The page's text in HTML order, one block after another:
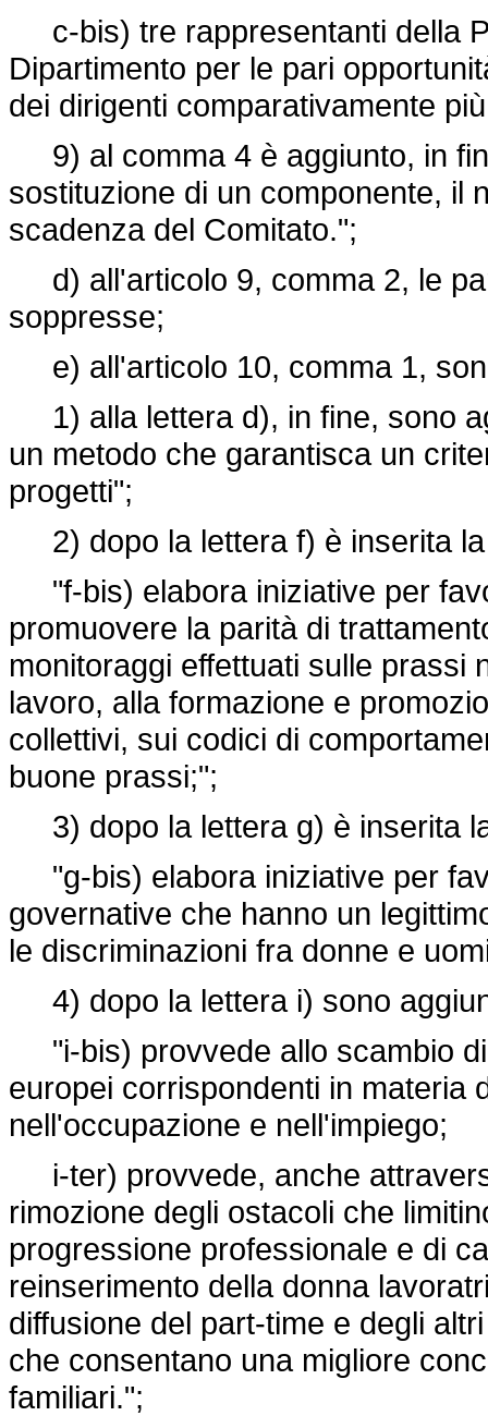
c-bis) tre rappresentanti della
Dipartimento per le pari
dei dirigenti comparativamente
9) al comma 4 è aggiunto, in
sostituzione di un componente, il
scadenza del Comitato.";
d) all'articolo 9, comma 2, le
soppresse;
e) all'articolo 10, comma 1,
1) alla lettera d), in fine, sono
un metodo che garantisca un
progetti";
2) dopo la lettera f) è inserita
"f-bis) elabora iniziative per
promuovere la parità di
monitoraggi effettuati sulle prassi
lavoro, alla formazione e
collettivi, sui codici di
buone prassi;";
3) dopo la lettera g) è inserita
"g-bis) elabora iniziative per
governative che hanno un
le discriminazioni fra donne e
4) dopo la lettera i) sono
"i-bis) provvede allo scambio di
europei corrispondenti in materia
nell'occupazione e nell'impiego;
i-ter) provvede, anche
rimozione degli ostacoli che
progressione professionale e di
reinserimento della donna
diffusione del part-time e degli
che consentano una migliore
familiari.";